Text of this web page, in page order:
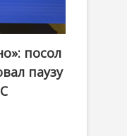
посол
паузу